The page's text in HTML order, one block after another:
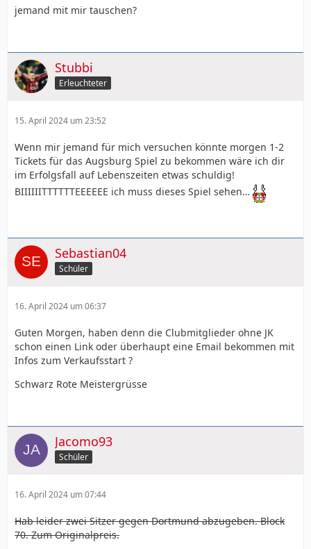
jemand mit mir tauschen?
Stubbi
Erleuchteter
15. April 2024 um 23:52
Wenn mir jemand für mich versuchen könnte morgen 1-2
Tickets für das Augsburg Spiel zu bekommen wäre ich dir
im Erfolgsfall auf Lebenszeiten etwas schuldig!
BIIIIIITTTTTTEEEEEE ich muss dieses Spiel sehen…
Sebastian04
Schüler
16. April 2024 um 06:37
Guten Morgen, haben denn die Clubmitglieder ohne JK
schon einen Link oder überhaupt eine Email bekommen mit
Infos zum Verkaufsstart ?
Schwarz Rote Meistergrüsse
Jacomo93
Schüler
16. April 2024 um 07:44
Hab leider zwei Sitzer gegen Dortmund abzugeben. Block
70. Zum Originalpreis.